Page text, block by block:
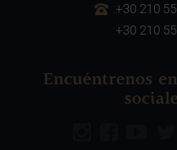
:+30 210
:+30 210
Encuéntrenos